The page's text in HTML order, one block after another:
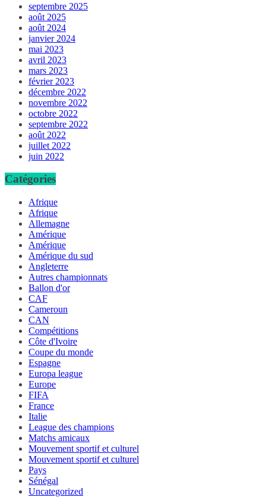
septembre 2025
août 2025
août 2024
janvier 2024
mai 2023
avril 2023
mars 2023
février 2023
décembre 2022
novembre 2022
octobre 2022
septembre 2022
août 2022
juillet 2022
juin 2022
Catégories
Afrique
Afrique
Allemagne
Amérique
Amérique
Amérique du sud
Angleterre
Autres championnats
Ballon d'or
CAF
Cameroun
CAN
Compétitions
Côte d'Ivoire
Coupe du monde
Espagne
Europa league
Europe
FIFA
France
Italie
League des champions
Matchs amicaux
Mouvement sportif et culturel
Mouvement sportif et culturel
Pays
Sénégal
Uncategorized